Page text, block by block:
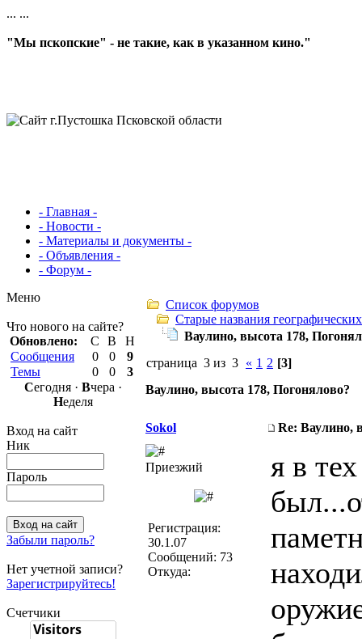
... ...
"Мы пскопские" - не такие, как в указанном кино."
- Главная -
- Новости -
- Материалы и документы -
- Объявления -
- Форум -
Меню
Что нового на сайте?
Обновлено:
С В
Н
Сообщения
0 0
9
Темы
0 0
3
Сегодня · Вчера ·
Неделя
Вход на сайт
Ник
Пароль
Забыли пароль?
Нет учетной записи?
Зарегистрируйтесь!
Счетчики
Список форумов
Старые названия
Ваулино, высота 178,
страница 3 из 3 « 1 2 [3]
Ваулино, высота 178, Погонялово?
Sokol Re: Ваулино,
Приезжий
Регистрация:
30.1.07
Сообщений: 73
Откуда:
я в